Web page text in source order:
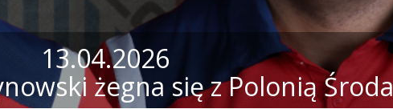
13.04.2026
żegna się z Polonią Środa